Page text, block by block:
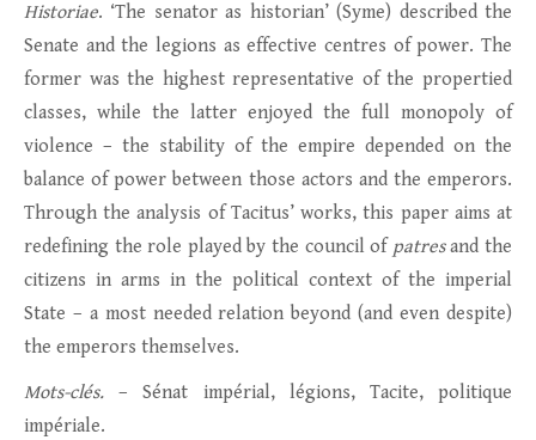
Historiae. ‘The senator as historian’ (Syme) described the
Senate and the legions as effective centres of power. The
former was the highest representative of the propertied
classes, while the latter enjoyed the full monopoly of
violence – the stability of the empire depended on the
balance of power between those actors and the emperors.
Through the analysis of Tacitus’ works, this paper aims at
redefining the role played by the council of patresand the
citizens in arms in the political context of the imperial
State – a most needed relation beyond (and even despite)
the emperors themselves.
Mots-clés.– Sénat impérial, légions, Tacite, politique
impériale.